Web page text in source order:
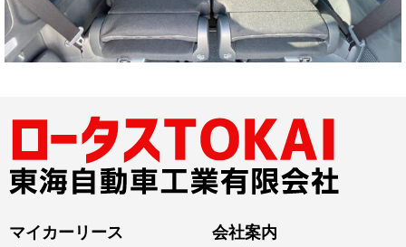
マイカーリース
会社案内